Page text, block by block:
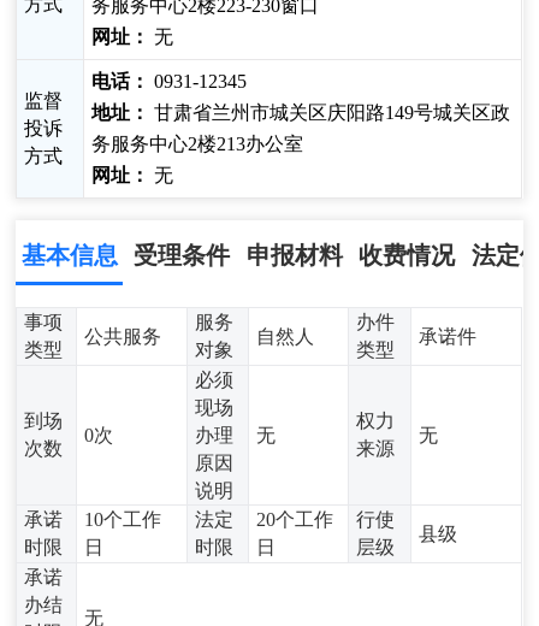
方式
务服务中心2楼223-230窗口
网址： 无
监督
投诉
方式
电话： 0931-12345
地址： 甘肃省兰州市城关区庆阳路149号城关区政
务服务中心2楼213办公室
网址： 无
基本信息 受理条件 申报材料 收费情况 法定
事项
类型
公共服务
服务
对象
自然人
办件
类型
承诺件
到场
次数
0次
必须
现场
办理
原因
说明
无
权力
来源
无
承诺
时限
10个工作
日
法定
时限
20个工作
日
行使
层级
县级
承诺
办结
无